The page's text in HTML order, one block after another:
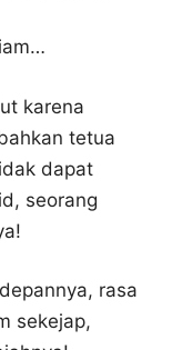
karena
tetua
dapat
seorang
rasa
sekejap,